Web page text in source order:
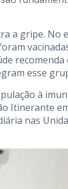
a gripe. No
esse
à
Itinerante
nas